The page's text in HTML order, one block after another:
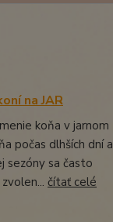
na JAR
koňa v jarnom
počas dlhších dní a
sezóny sa často
čítať celé